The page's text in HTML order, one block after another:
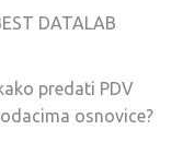
DATALAB
predati PDV
osnovice?